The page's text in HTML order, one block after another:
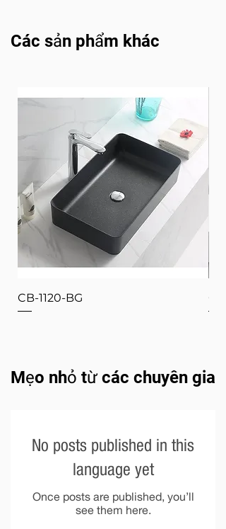
Các sản phẩm khác
CB-1120-BG
Mẹo nhỏ từ các chuyên gia
No posts published in this
language yet
Once posts are published, you’ll
see them here.